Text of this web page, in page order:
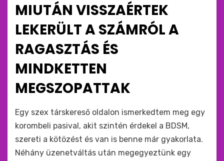
MIUTÁN VISSZAÉRTEK
LEKERÜLT A SZÁMRÓL A
RAGASZTÁS ÉS
MINDKETTEN
MEGSZOPATTAK
monkey
Egy szex társkereső oldalon ismerkedtem meg egy
korombeli pasival, akit szintén érdekel a BDSM,
szereti a kötözést és van is benne már gyakorlata.
Néhány üzenetváltás után megegyeztünk egy